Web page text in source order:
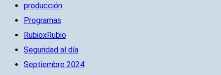
producción
Programas
RubioxRubio
Seguridad al día
Septiembre 2024